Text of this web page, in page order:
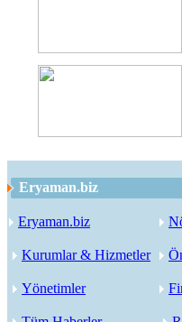
Eryaman.biz
Eryaman.biz
Kurumlar & Hizmetler
Yönetimler